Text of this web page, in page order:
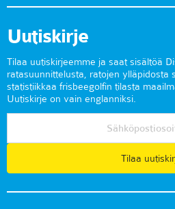
Uutiskirje
Tilaa uutiskirjeemme ja saat sisältöä
ratasuunnittelusta, ratojen ylläpidosta
statistiikkaa frisbeegolfin tilasta
Uutiskirje on vain englanniksi.
Tilaa